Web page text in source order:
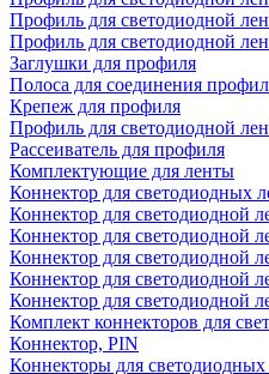
Профиль для светодиодной
Профиль для светодиодной
Заглушки для профиля
Полоса для соединения
Крепеж для профиля
Профиль для светодиодной
Рассеиватель для профиля
Комплектующие для ленты
Коннектор для светодиодных
Коннектор для светодиодной
Коннектор для светодиодной
Коннектор для светодиодной
Коннектор для светодиодной
Коннектор для светодиодной
Комплект коннекторов для
Коннектор, PIN
Коннекторы для